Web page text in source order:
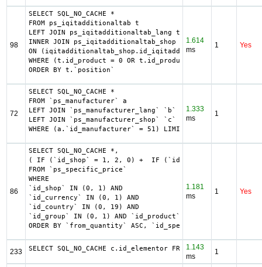
98
SELECT SQL_NO_CACHE *
FROM ps_iqitadditionaltab t
LEFT JOIN ps_iqitadditionaltab_lang tl ON
INNER JOIN ps_iqitadditionaltab_shop
ON (iqitadditionaltab_shop.id_iqitadditionaltab =
WHERE (t.id_product = 0 OR t.id_product = 3208) AND
ORDER BY t.`position`
1.614
ms
1 Yes
72
SELECT SQL_NO_CACHE *
FROM `ps_manufacturer` a
LEFT JOIN `ps_manufacturer_lang` `b` ON
LEFT JOIN `ps_manufacturer_shop` `c` ON
WHERE (a.`id_manufacturer` = 51) LIMIT 1
1.333
ms
1
86
SELECT SQL_NO_CACHE *,
( IF (`id_shop` = 1, 2, 0) +  IF (`id_country` = 19, 4,
FROM `ps_specific_price`
WHERE
`id_shop` IN (0, 1) AND
`id_currency` IN (0, 1) AND
`id_country` IN (0, 19) AND
`id_group` IN (0, 1) AND `id_product` = 0 AND
ORDER BY `from_quantity` ASC, `id_specific_price_rule`
1.181
ms
1 Yes
233 SELECT SQL_NO_CACHE c.id_elementor FROM
1.143
ms
1